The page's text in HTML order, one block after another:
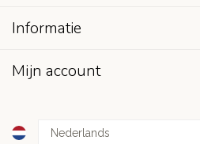
Informatie
Mijn account